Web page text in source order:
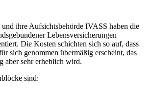
ihre Aufsichtsbehörde IVASS haben die
Lebensversicherungen
Die Kosten schichten sich so auf, dass
sich genommen übermäßig erscheint, das
aber sehr erheblich wird.
sind: